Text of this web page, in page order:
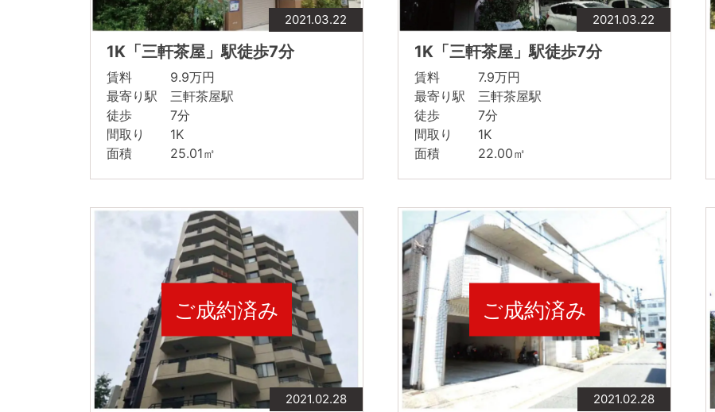
2021.03.22
1K「三軒茶屋」駅徒歩7分
賃料 9.9万円
最寄り駅 三軒茶屋駅
徒歩 7分
間取り 1K
面積 25.01㎡
2021.03.22
1K「三軒茶屋」駅徒歩7分
賃料 7.9万円
最寄り駅 三軒茶屋駅
徒歩 7分
間取り 1K
面積 22.00㎡
ご成約済み
2021.02.28
ご成約済み
2021.02.28